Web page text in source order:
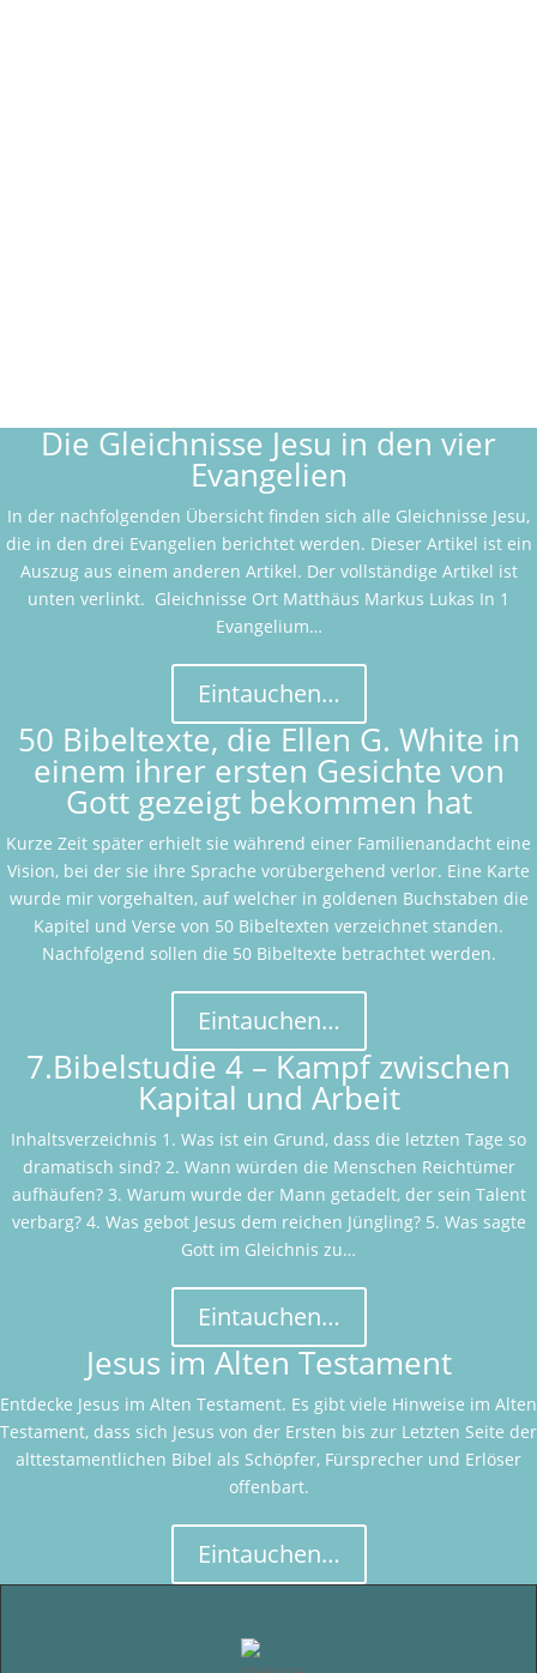
Die Gleichnisse Jesu in den vier
Evangelien
In der nachfolgenden Übersicht finden sich alle Gleichnisse Jesu,
die in den drei Evangelien berichtet werden. Dieser Artikel ist ein
Auszug aus einem anderen Artikel. Der vollständige Artikel ist
unten verlinkt. Gleichnisse Ort Matthäus Markus Lukas In 1
Evangelium…
Eintauchen…
50 Bibeltexte, die Ellen G. White in
einem ihrer ersten Gesichte von
Gott gezeigt bekommen hat
Kurze Zeit später erhielt sie während einer Familienandacht eine
Vision, bei der sie ihre Sprache vorübergehend verlor. Eine Karte
wurde mir vorgehalten, auf welcher in goldenen Buchstaben die
Kapitel und Verse von 50 Bibeltexten verzeichnet standen.
Nachfolgend sollen die 50 Bibeltexte betrachtet werden.
Eintauchen…
7.Bibelstudie 4 – Kampf zwischen
Kapital und Arbeit
Inhaltsverzeichnis 1. Was ist ein Grund, dass die letzten Tage so
dramatisch sind? 2. Wann würden die Menschen Reichtümer
aufhäufen? 3. Warum wurde der Mann getadelt, der sein Talent
verbarg? 4. Was gebot Jesus dem reichen Jüngling? 5. Was sagte
Gott im Gleichnis zu…
Eintauchen…
Jesus im Alten Testament
Entdecke Jesus im Alten Testament. Es gibt viele Hinweise im Alten
Testament, dass sich Jesus von der Ersten bis zur Letzten Seite der
alttestamentlichen Bibel als Schöpfer, Fürsprecher und Erlöser
offenbart.
Eintauchen…